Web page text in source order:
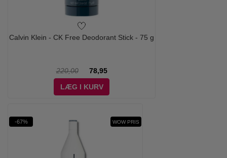
Calvin Klein - CK Free Deodorant Stick - 75 g
220,00
78,95
LÆG I KURV
-67% WOW PRIS